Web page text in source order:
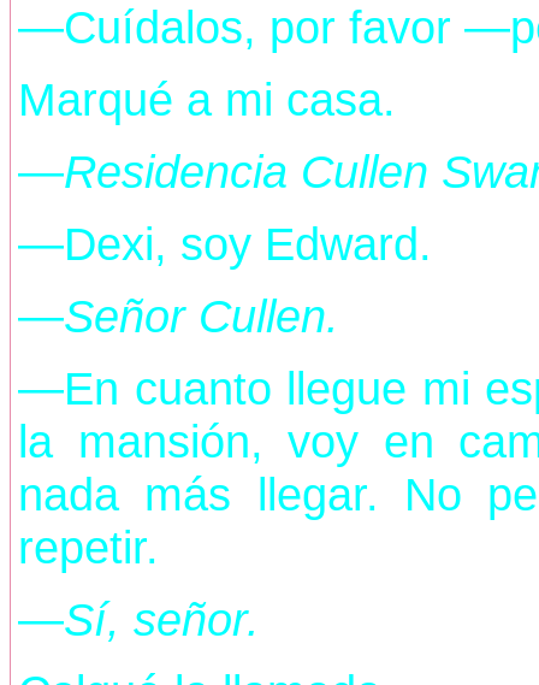
—Cuídalos, por favor
Marqué a mi casa.
—Residencia Cullen
—Dexi, soy Edward.
—Señor Cullen.
—En cuanto llegue mi
la mansión, voy en
nada más llegar. No
repetir.
—Sí, señor.